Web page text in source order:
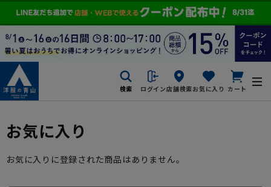
検索 ログイン店舗検索お気に入り カート
お気に入り
お気に入りに登録された商品はありません。